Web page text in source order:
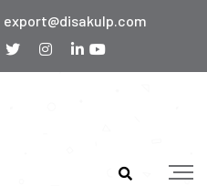
export@disakulp.com